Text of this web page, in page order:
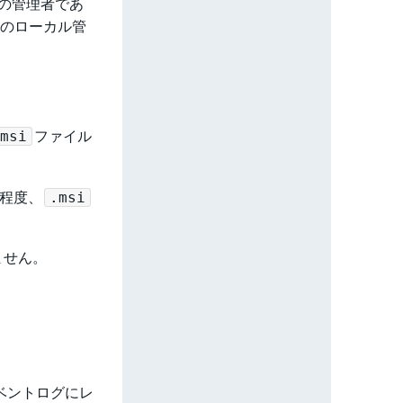
管理者であ
ローカル管
ファイル
度、 .msi
ん。
ントログにレ